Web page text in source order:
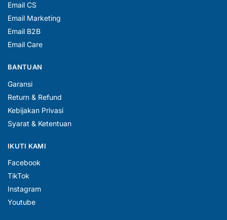
Email CS
Email Marketing
Email B2B
Email Care
BANTUAN
Garansi
Return & Refund
Kebijakan Privasi
Syarat & Ketentuan
IKUTI KAMI
Facebook
TikTok
Instagram
Youtube